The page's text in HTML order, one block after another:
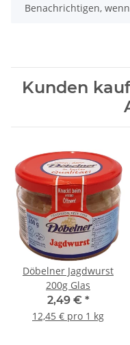
Benachrichtigen,
Kunden
Döbelner Jagdwurst
200g Glas
2,49 € *
12,45 € pro 1 kg